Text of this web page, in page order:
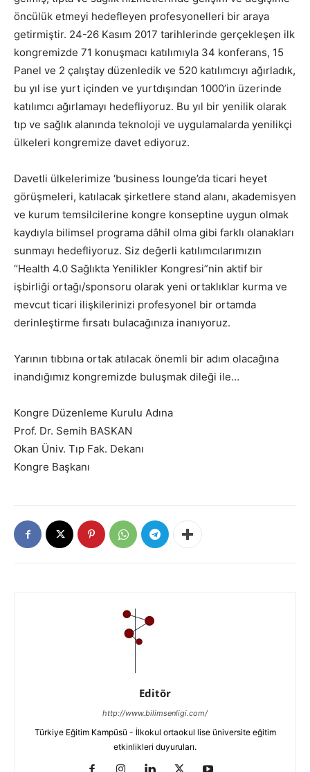
öncülük etmeyi hedefleyen profesyonelleri bir araya
getirmiştir. 24-26 Kasım 2017 tarihlerinde gerçekleşen ilk
kongremizde 71 konuşmacı katılımıyla 34 konferans, 15
Panel ve 2 çalıştay düzenledik ve 520 katılımcıyı ağırladık,
bu yıl ise yurt içinden ve yurtdışından 1000’in üzerinde
katılımcı ağırlamayı hedefliyoruz. Bu yıl bir yenilik olarak
tıp ve sağlık alanında teknoloji ve uygulamalarda yenilikçi
ülkeleri kongremize davet ediyoruz.
Davetli ülkelerimize ‘business lounge’da ticari heyet
görüşmeleri, katılacak şirketlere stand alanı, akademisyen
ve kurum temsilcilerine kongre konseptine uygun olmak
kaydıyla bilimsel programa dâhil olma gibi farklı olanakları
sunmayı hedefliyoruz. Siz değerli katılımcılarımızın
“Health 4.0 Sağlıkta Yenilikler Kongresi”nin aktif bir
işbirliği ortağı/sponsoru olarak yeni ortaklıklar kurma ve
mevcut ticari ilişkilerinizi profesyonel bir ortamda
derinleştirme fırsatı bulacağınıza inanıyoruz.
Yarının tıbbına ortak atılacak önemli bir adım olacağına
inandığımız kongremizde buluşmak dileği ile…
Kongre Düzenleme Kurulu Adına
Prof. Dr. Semih BASKAN
Okan Üniv. Tıp Fak. Dekanı
Kongre Başkanı
Editör
http://www.bilimsenligi.com/
Türkiye Eğitim Kampüsü - İlkokul ortaokul lise üniversite eğitim
etkinlikleri duyuruları.